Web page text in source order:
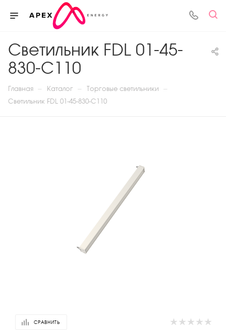
Светильник FDL 01-45-
830-С110
Главная — Каталог — Торговые светильники —
Светильник FDL 01-45-830-С110
СРАВНИТЬ